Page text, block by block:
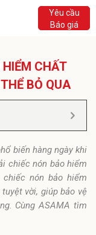
Yêu cầu
Báo giá
CHẤT
BỎ QUA
biến hàng ngày khi
chiếc nón bảo hiểm
nón bảo hiểm
vời, giúp bảo vệ
Cùng ASAMA tìm